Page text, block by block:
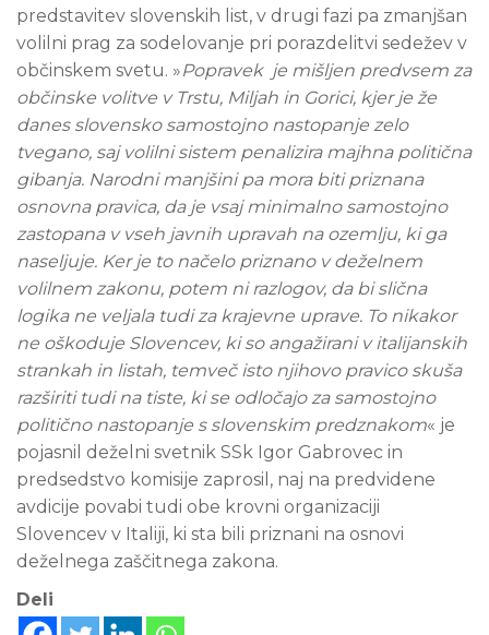
predstavitev slovenskih list, v drugi fazi pa zmanjšan
volilni prag za sodelovanje pri porazdelitvi sedežev v
občinskem svetu. »Popravek je mišljen predvsem za
občinske volitve v Trstu, Miljah in Gorici, kjer je že
danes slovensko samostojno nastopanje zelo
tvegano, saj volilni sistem penalizira majhna politična
gibanja. Narodni manjšini pa mora biti priznana
osnovna pravica, da je vsaj minimalno samostojno
zastopana v vseh javnih upravah na ozemlju, ki ga
naseljuje. Ker je to načelo priznano v deželnem
volilnem zakonu, potem ni razlogov, da bi slična
logika ne veljala tudi za krajevne uprave. To nikakor
ne oškoduje Slovencev, ki so angažirani v italijanskih
strankah in listah, temveč isto njihovo pravico skuša
razširiti tudi na tiste, ki se odločajo za samostojno
politično nastopanje s slovenskim predznakom« je
pojasnil deželni svetnik SSk Igor Gabrovec in
predsedstvo komisije zaprosil, naj na predvidene
avdicije povabi tudi obe krovni organizaciji
Slovencev v Italiji, ki sta bili priznani na osnovi
deželnega zaščitnega zakona.
Deli